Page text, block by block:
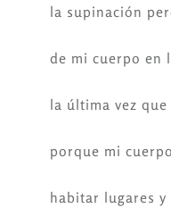
la supinación
de mi cuerpo en
la última vez
porque mi
habitar lugares y